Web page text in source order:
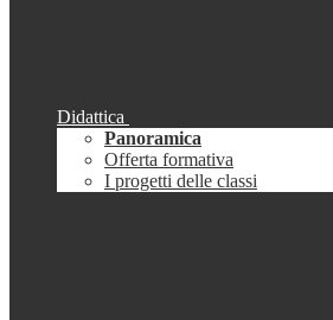
Didattica
Panoramica
Offerta formativa
I progetti delle classi